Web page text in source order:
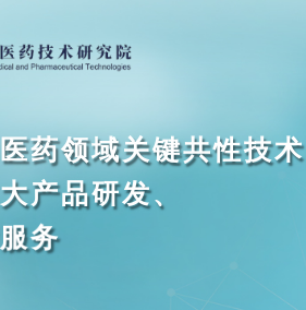
医药领域关键共性技术
大产品研发、
服务